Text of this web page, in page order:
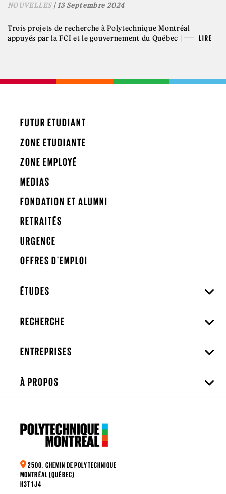
NOUVELLES| 13 Septembre 2024
Trois projets de recherche à Polytechnique Montréal
appuyés par la FCI et le gouvernement du Québec |
LIRE
FUTUR ÉTUDIANT
ZONE ÉTUDIANTE
ZONE EMPLOYÉ
MÉDIAS
FONDATION ET ALUMNI
RETRAITÉS
URGENCE
OFFRES D'EMPLOI
ÉTUDES
RECHERCHE
ENTREPRISES
À PROPOS
2500, CHEMIN DE POLYTECHNIQUE
MONTRÉAL (QUÉBEC)
H3T 1J4